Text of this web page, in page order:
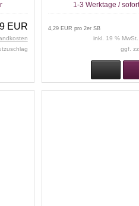
EUR
1-3 Werktage /
4,29 EUR pro 2er SB
inkl. 19 % MwSt.
ggf.